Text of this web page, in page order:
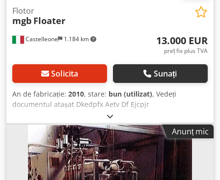
Castelleone 1.184 km
Flotor
mgb Floater
13.000 EUR
preț fix plus TVA
Solicita Sunați
An de fabricație: 2010, stare: bun (utilizat), Vedeți
documentul atașat Dkedpfx Aetv Df Ejcpjr
Anunț mic